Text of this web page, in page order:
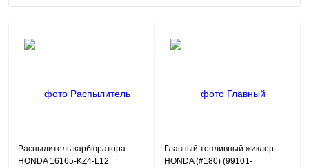
Распылитель карбюратора
HONDA 16165-KZ4-L12
Главный топливный жиклер
HONDA (#180) (99101-